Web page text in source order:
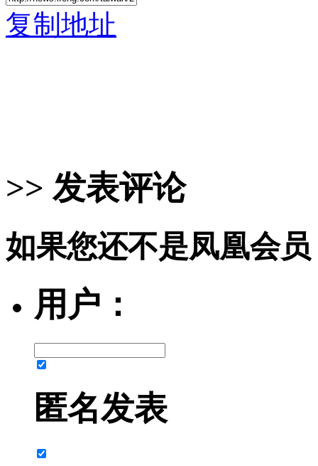
复制地址
>> 发表评论
如果您还不是凤凰会
用户：
匿名发表